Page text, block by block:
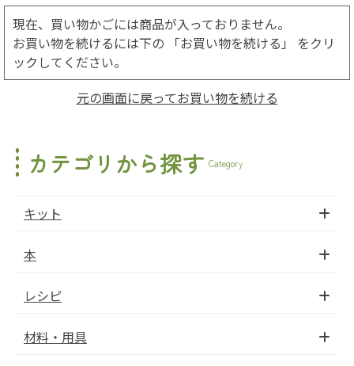
現在、買い物かごには商品が入っておりません。
お買い物を続けるには下の 「お買い物を続ける」 をクリ
ックしてください。
元の画面に戻ってお買い物を続ける
カテゴリから探す Category
キット
本
レシピ
材料・用具